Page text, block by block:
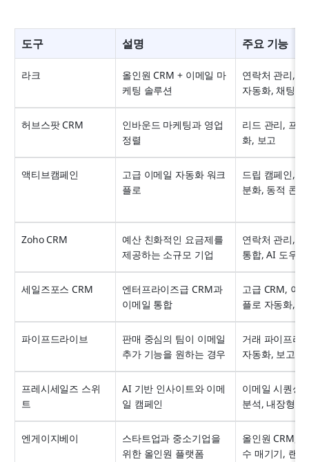
도구 설명 주요 기능
라크
올인원 CRM + 이메일 마
케팅 솔루션
연락처 관리,
자동화, 채팅
허브스팟 CRM
인바운드 마케팅과 영업
정렬
리드 관리, 프
화, 보고
액티브캠페인
고급 이메일 자동화 워크
플로
드립 캠페인,
분화, 동적 콘
Zoho CRM
예산 친화적인 요금제를
제공하는 소규모 기업
연락처 관리,
통합, AI 도우미
세일즈포스 CRM
엔터프라이즈급 CRM과
이메일 통합
고급 CRM, 이
플로 자동화,
파이프드라이브
판매 중심의 팀이 이메일
추가 기능을 원하는 경우
거래 파이프라
자동화, 보고
프레시세일즈 스위
트
AI 기반 인사이트와 이메
일 캠페인
이메일 시퀀싱,
분석, 내장형
엔게이지베이
스타트업과 중소기업을
위한 올인원 플랫폼
올인원 CRM,
수 매기기, 랜